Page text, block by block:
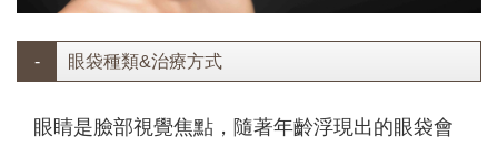
眼袋種類&治療方式
眼睛是臉部視覺焦點，隨著年齡浮現出的眼袋會